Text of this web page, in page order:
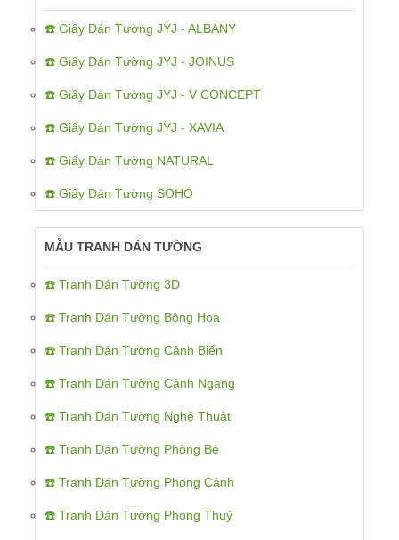
☎️ Giấy Dán Tường JYJ - ALBANY
☎️ Giấy Dán Tường JYJ - JOINUS
☎️ Giấy Dán Tường JYJ - V CONCEPT
☎️ Giấy Dán Tường JYJ - XAVIA
☎️ Giấy Dán Tường NATURAL
☎️ Giấy Dán Tường SOHO
MẪU TRANH DÁN TƯỜNG
☎️ Tranh Dán Tường 3D
☎️ Tranh Dán Tường Bông Hoa
☎️ Tranh Dán Tường Cảnh Biển
☎️ Tranh Dán Tường Cảnh Ngang
☎️ Tranh Dán Tường Nghệ Thuật
☎️ Tranh Dán Tường Phòng Bé
☎️ Tranh Dán Tường Phong Cảnh
☎️ Tranh Dán Tường Phong Thuỷ